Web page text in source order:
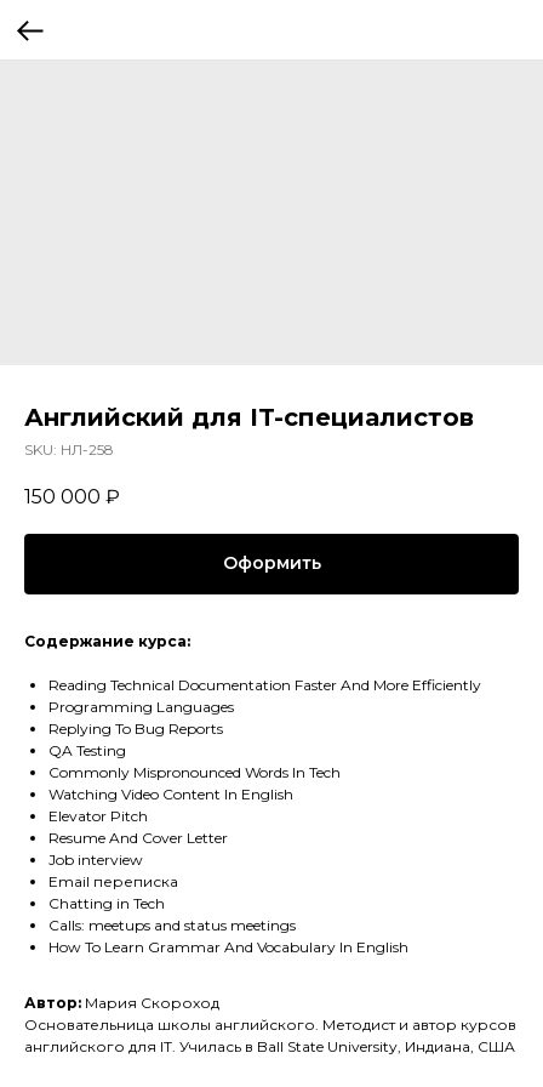
Английский для IT-специалистов
SKU: НЛ-258
150 000 ₽
Оформить
Содержание курса:
Reading Technical Documentation Faster And More Efficiently
Programming Languages
Replying To Bug Reports
QA Testing
Commonly Mispronounced Words In Tech
Watching Video Content In English
Elevator Pitch
Resume And Cover Letter
Job interview
Email переписка
Chatting in Tech
Calls: meetups and status meetings
How To Learn Grammar And Vocabulary In English
Автор: Мария Скороход
Основательница школы английского. Методист и автор курсов
английского для ІТ. Училась в Ball State University, Индиана, США